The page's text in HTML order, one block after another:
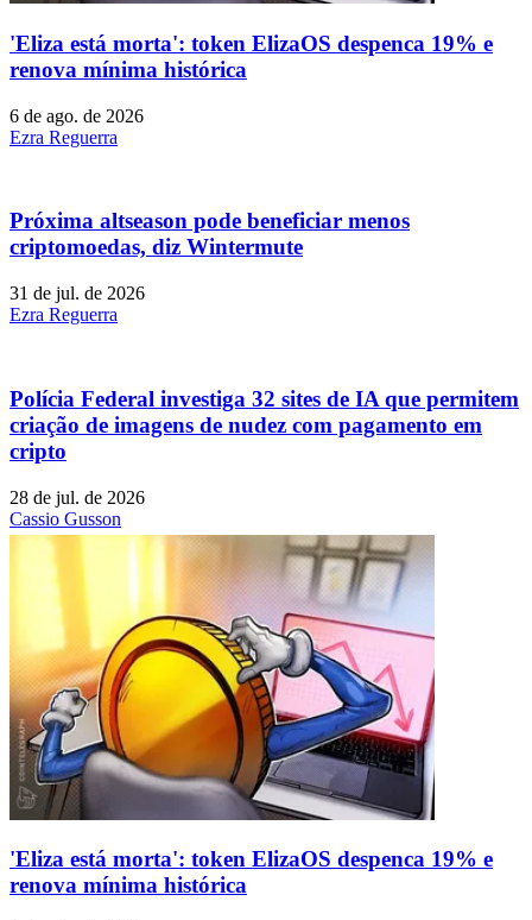
'Eliza está morta': token ElizaOS despenca 19% e
renova mínima histórica
6 de ago. de 2026
Ezra Reguerra
Próxima altseason pode beneficiar menos
criptomoedas, diz Wintermute
31 de jul. de 2026
Ezra Reguerra
Polícia Federal investiga 32 sites de IA que permitem
criação de imagens de nudez com pagamento em
cripto
28 de jul. de 2026
Cassio Gusson
'Eliza está morta': token ElizaOS despenca 19% e
renova mínima histórica